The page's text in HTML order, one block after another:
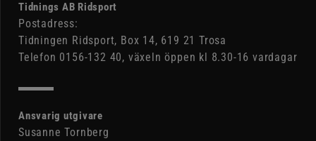
Tidnings AB Ridsport
Postadress:
Tidningen Ridsport, Box 14, 619 21 Trosa
Telefon 0156-132 40, växeln öppen kl 8.30-16 vardagar
Ansvarig utgivare
Susanne Tornberg